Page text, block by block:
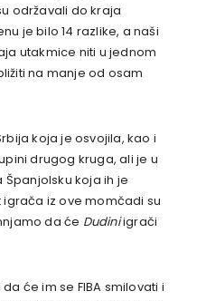
održavali do kraja
je bilo 14 razlike, a naši
utakmice niti u jednom
na manje od osam
koja je osvojila, kao i
drugog kruga, ali je u
koja ih je
iz ove momčadi su
da će Dudiniigrači
će im se FIBA smilovati i